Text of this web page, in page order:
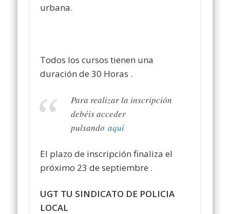
urbana.
Todos los cursos tienen una
duración de 30 Horas .
Para realizar la inscripción
debéis acceder
pulsandoaquí
El plazo de inscripción finaliza el
próximo 23 de septiembre .
UGT TU SINDICATO DE POLICIA
LOCAL